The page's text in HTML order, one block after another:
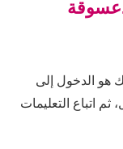
هو الدخول إلى
اتباع التعليمات